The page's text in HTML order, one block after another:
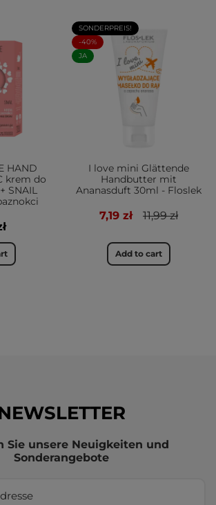
HAND
krem do
SNAIL
SONDERPREIS!
-40%
JA
I love mini Glättende
Handbutter mit
Ananasduft 30ml - Floslek
7,19 zł 11,99 zł
Add to cart
Sie unsere Neuigkeiten und
Sonderangebote